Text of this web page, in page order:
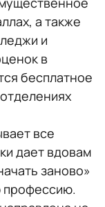
а также
и
в
бесплатное
все
дает вдовам
заново»
профессию.